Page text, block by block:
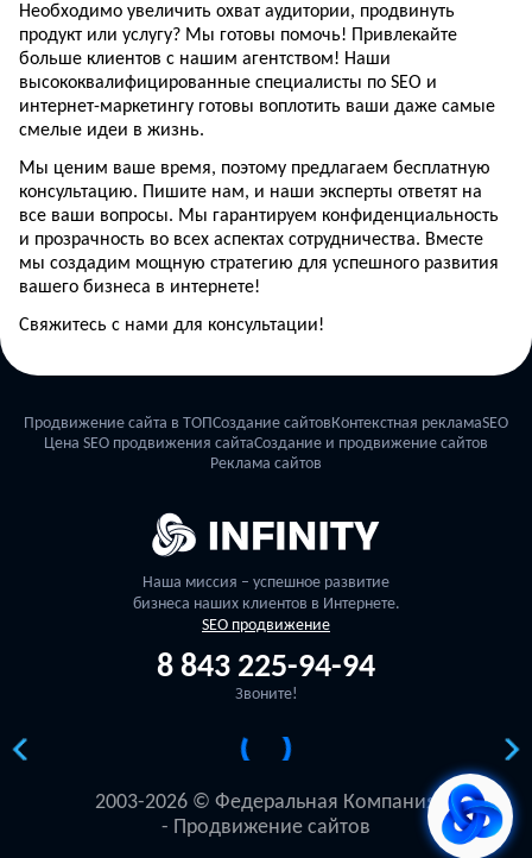
Необходимо увеличить охват аудитории, продвинуть
продукт или услугу? Мы готовы помочь! Привлекайте
больше клиентов с нашим агентством! Наши
высококвалифицированные специалисты по SEO и
интернет-маркетингу готовы воплотить ваши даже самые
смелые идеи в жизнь.
Мы ценим ваше время, поэтому предлагаем бесплатную
консультацию. Пишите нам, и наши эксперты ответят на
все ваши вопросы. Мы гарантируем конфиденциальность
и прозрачность во всех аспектах сотрудничества. Вместе
мы создадим мощную стратегию для успешного развития
вашего бизнеса в интернете!
Свяжитесь с нами для консультации!
Продвижение сайта в ТОПСоздание сайтовКонтекстная рекламаSEO
Цена SEO продвижения сайтаСоздание и продвижение сайтов
Реклама сайтов
Наша миссия – успешное развитие
бизнеса наших клиентов в Интернете.
SEO продвижение
8 843 225-94-94
Звоните!
2003-2026 © Федеральная Компания
- Продвижение сайтов